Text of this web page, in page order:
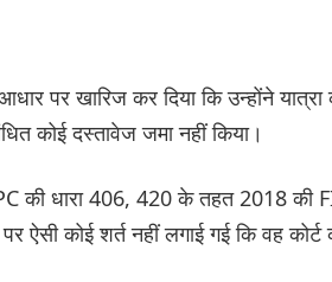
पर खारिज कर दिया कि उन्होंने यात्रा
कोई दस्तावेज जमा नहीं किया।
की धारा 406, 420 के तहत 2018 की
ऐसी कोई शर्त नहीं लगाई गई कि वह कोर्ट